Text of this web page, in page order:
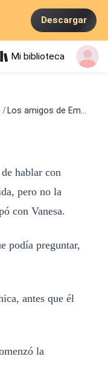
Descargar
Mi biblioteca
/ Los amigos de Emily
hablar con
pero no la
con Vanesa.
podía preguntar,
antes que él
la